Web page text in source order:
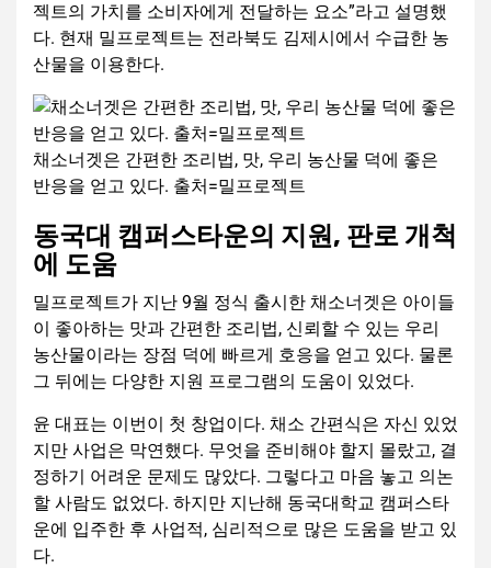
젝트의 가치를 소비자에게 전달하는 요소”라고 설명했
다. 현재 밀프로젝트는 전라북도 김제시에서 수급한 농
산물을 이용한다.
채소너겟은 간편한 조리법, 맛, 우리 농산물 덕에 좋은
반응을 얻고 있다. 출처=밀프로젝트
동국대 캠퍼스타운의 지원, 판로 개척
에 도움
밀프로젝트가 지난 9월 정식 출시한 채소너겟은 아이들
이 좋아하는 맛과 간편한 조리법, 신뢰할 수 있는 우리
농산물이라는 장점 덕에 빠르게 호응을 얻고 있다. 물론
그 뒤에는 다양한 지원 프로그램의 도움이 있었다.
윤 대표는 이번이 첫 창업이다. 채소 간편식은 자신 있었
지만 사업은 막연했다. 무엇을 준비해야 할지 몰랐고, 결
정하기 어려운 문제도 많았다. 그렇다고 마음 놓고 의논
할 사람도 없었다. 하지만 지난해 동국대학교 캠퍼스타
운에 입주한 후 사업적, 심리적으로 많은 도움을 받고 있
다.